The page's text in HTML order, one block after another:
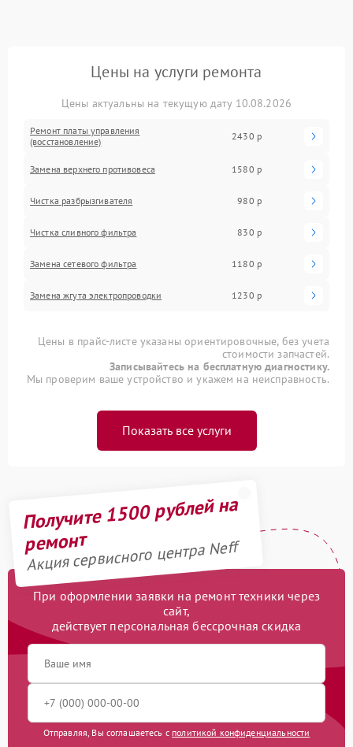
Цены на услуги ремонта
Цены актуальны на текущую дату 10.08.2026
Ремонт платы управления
(восстановление)
2430 р
Замена верхнего противовеса 1580 р
Чистка разбрызгивателя 980 р
Чистка сливного фильтра 830 р
Замена сетевого фильтра 1180 р
Замена жгута электропроводки 1230 р
Цены в прайс-листе указаны ориентировочные, без учета
стоимости запчастей.
Записывайтесь на бесплатную диагностику.
Мы проверим ваше устройство и укажем на неисправность.
Показать все услуги
Получите 1500 рублей на
ремонт
Акция сервисного центра Neff
При оформлении заявки на ремонт техники через
сайт,
действует персональная бессрочная скидка
Отправляя, Вы соглашаетесь с политикой конфиденциальности